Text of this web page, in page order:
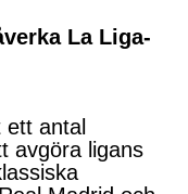
La Liga-
antal
avgöra ligans